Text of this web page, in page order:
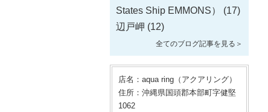
States Ship EMMONS）
(17)
辺戸岬 (12)
全てのブログ記事を見る＞
店名：aqua ring（アクアリング）
住所：沖縄県国頭郡本部町字健堅
1062